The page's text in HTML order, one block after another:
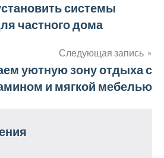
системы
частного дома
Следующая запись
уютную зону отдыха с
и мягкой мебелью